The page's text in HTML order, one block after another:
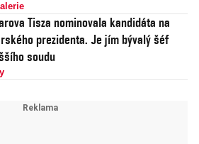
Tisza nominovala kandidáta na
prezidenta. Je jím bývalý šéf
soudu